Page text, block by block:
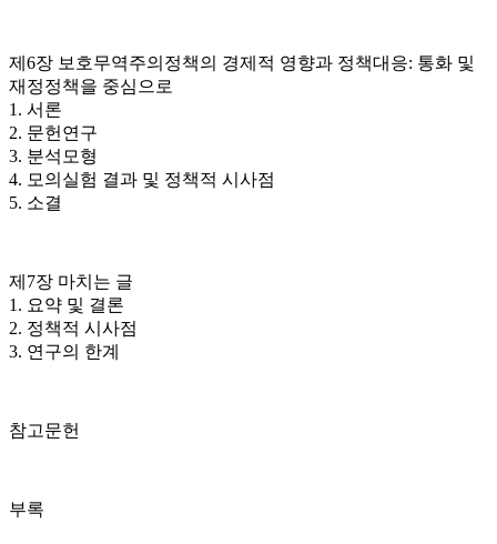
제6장 보호무역주의정책의 경제적 영향과 정책대응: 통화 및
재정정책을 중심으로
1. 서론
2. 문헌연구
3. 분석모형
4. 모의실험 결과 및 정책적 시사점
5. 소결
제7장 마치는 글
1. 요약 및 결론
2. 정책적 시사점
3. 연구의 한계
참고문헌
부록